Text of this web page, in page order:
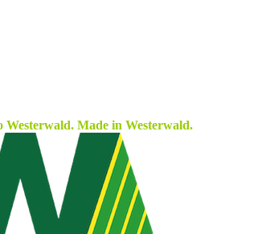
Westerwald. Made in Westerwald.